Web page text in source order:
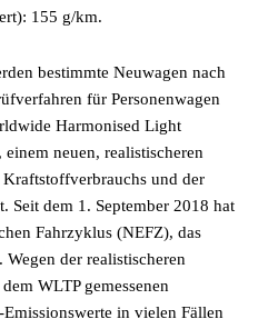
155 g/km.
bestimmte Neuwagen nach
für Personenwagen
Harmonised Light
neuen, realistischeren
und der
Seit dem 1. September 2018 hat
Fahrzyklus (NEFZ), das
der realistischeren
WLTP gemessenen
in vielen Fällen